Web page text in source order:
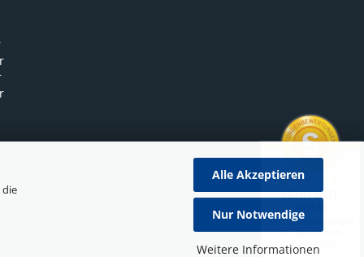
die
Alle Akzeptieren
Nur Notwendige
Weitere Informationen
SEHR GUT
aus 189 Bewertungen
bei: google.com,